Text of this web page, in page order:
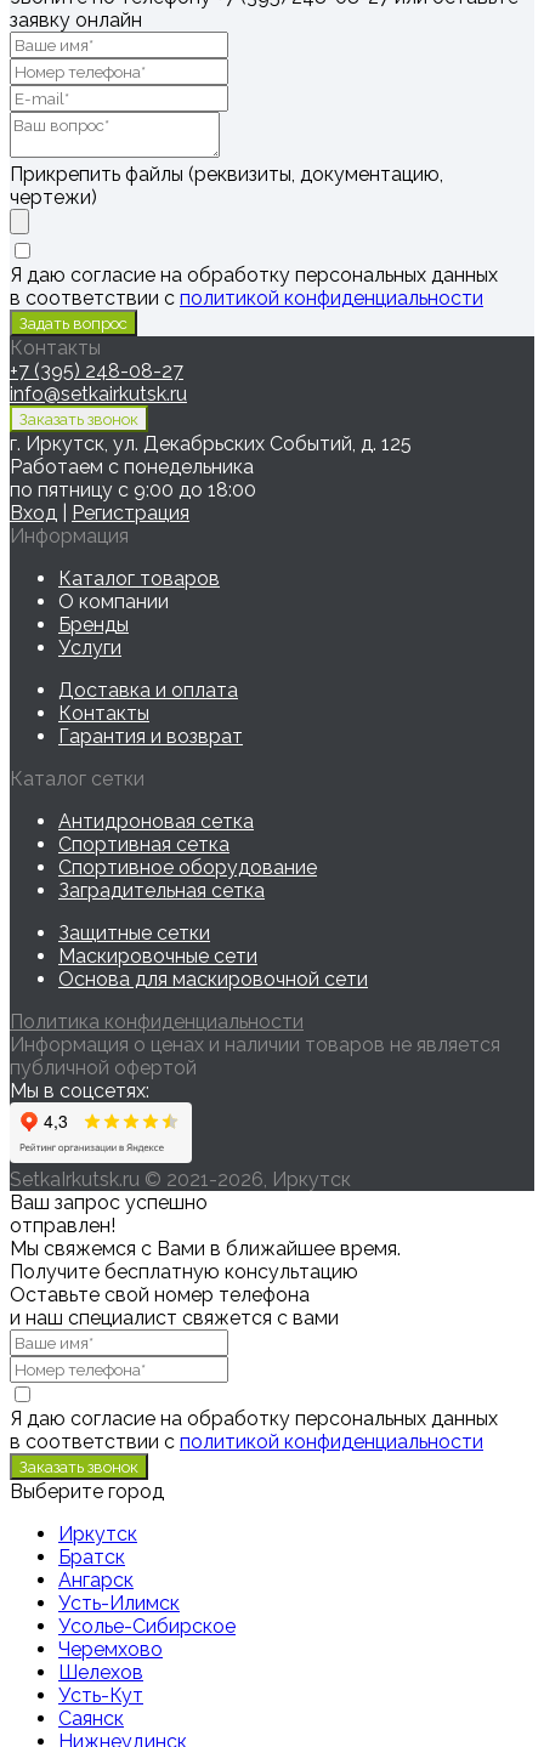
заявку онлайн
Прикрепить файлы (реквизиты, документацию,
чертежи)
Я даю согласие на обработку персональных данных
в соответствии с политикой конфиденциальности
Контакты
+7 (395) 248-08-27
info@setkairkutsk.ru
г. Иркутск, ул. Декабрьских Событий, д. 125
Работаем с понедельника
по пятницу с 9:00 до 18:00
Вход
Регистрация
Информация
Каталог товаров
О компании
Бренды
Услуги
Доставка и оплата
Контакты
Гарантия и возврат
Каталог сетки
Антидроновая сетка
Спортивная сетка
Спортивное оборудование
Заградительная сетка
Защитные сетки
Маскировочные сети
Основа для маскировочной сети
Политика конфиденциальности
Информация о ценах и наличии товаров не является
публичной офертой
Мы в соцсетях:
SetkaIrkutsk.ru © 2021-2026, Иркутск
Ваш запрос успешно
отправлен!
Мы свяжемся с Вами в ближайшее время.
Получите бесплатную консультацию
Оставьте свой номер телефона
и наш специалист свяжется с вами
Я даю согласие на обработку персональных данных
в соответствии с политикой конфиденциальности
Выберите город
Иркутск
Братск
Ангарск
Усть-Илимск
Усолье-Сибирское
Черемхово
Шелехов
Усть-Кут
Саянск
Нижнеудинск